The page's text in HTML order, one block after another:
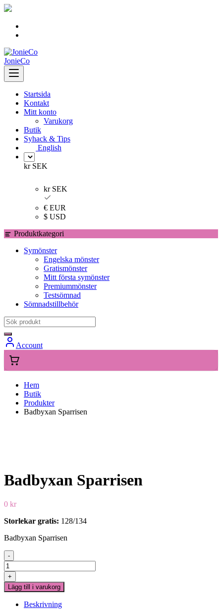
Skip
JonieCo
Startsida
Kontakt
Mitt konto
Varukorg
Butik
Syhack & Tips
English
kr SEK
kr SEK
€ EUR
$ USD
Produktkategori
Symönster
Engelska mönster
Gratismönster
Mitt första symönster
Premiummönster
Testsömnad
Sömnadstillbehör
Account
Hem
Butik
Produkter
Badbyxan Sparrisen
Badbyxan Sparrisen
0 kr
Storlekar gratis: 128/134
Badbyxan Sparrisen
-
Badbyxan
Sparrisen
mängd
+
Lägg till i varukorg
Beskrivning